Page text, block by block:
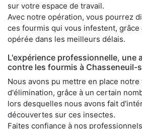
sur votre espace de travail.
Avec notre opération, vous pourrez
ces fourmis qui vous infestent, grâce
opérée dans les meilleurs délais.
L'expérience professionnelle, une
contre les fourmis à Chasseneuil-
Nous avons pu mettre en place
d'élimination, grâce à un certain
lors desquelles nous avons fait
découvertes sur ces insectes.
Faites confiance à nos